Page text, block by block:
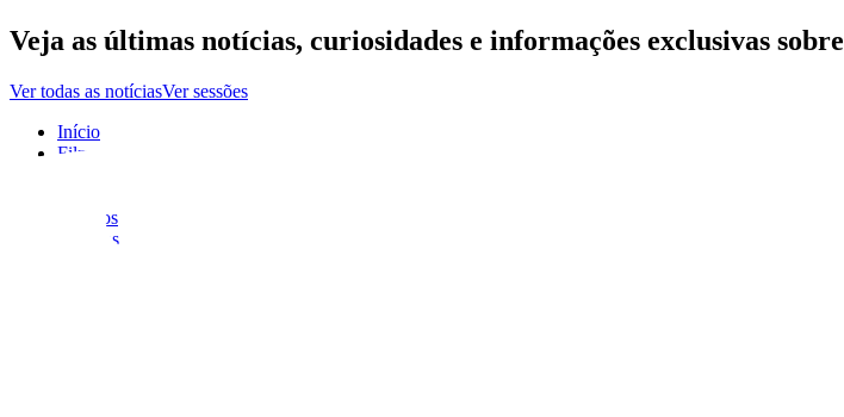
Veja as últimas notícias, curiosidades e informações exclusivas sobre
Ver todas as notíciasVer sessões
Início
Filmes
Eventos
Notícias